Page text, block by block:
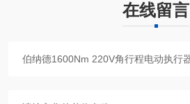
在线留言